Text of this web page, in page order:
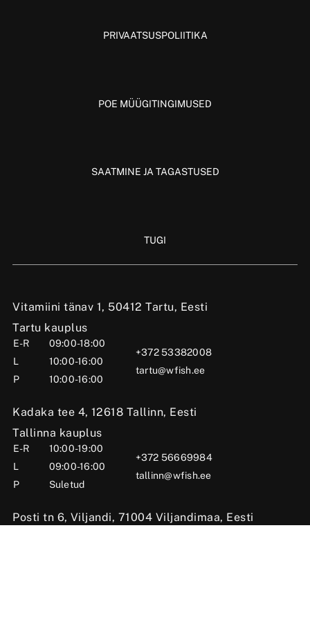
Vitamiini tänav 1, 50412 Tartu, Eesti
Tartu kauplus
E-R
09:00-18:00
L
10:00-16:00
P
10:00-16:00
+372 53382008
tartu@wfish.ee
Kadaka tee 4, 12618 Tallinn, Eesti
Tallinna kauplus
E-R
10:00-19:00
L
09:00-16:00
P
Suletud
+372 56669984
tallinn@wfish.ee
Posti tn 6, Viljandi, 71004 Viljandimaa, Eesti
PRIVAATSUSPOLIITIKA
POE MÜÜGITINGIMUSED
SAATMINE JA TAGASTUSED
TUGI